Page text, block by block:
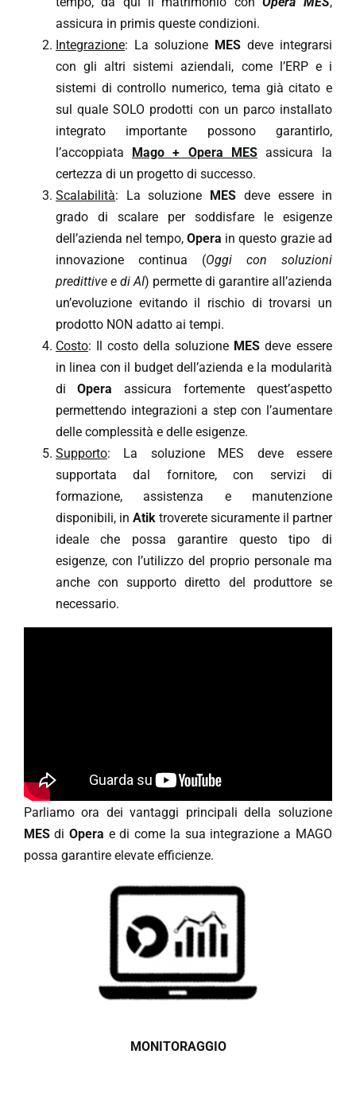
assicura in primis queste condizioni.
Integrazione: La soluzione MESdeve integrarsi
con gli altri sistemi aziendali, come l’ERP e i
sistemi di controllo numerico, tema già citato e
sul quale SOLO prodotti con un parco installato
integrato importante possono garantirlo,
l’accoppiata
Mago + Opera MESassicura la
certezza di un progetto di successo.
Scalabilità: La soluzione MESdeve essere in
grado di scalare per soddisfare le esigenze
dell’azienda nel tempo, Opera in questo grazie ad
innovazione continua (Oggi con soluzioni
predittive e di AI) permette di garantire all’azienda
un’evoluzione evitando il rischio di trovarsi un
prodotto NON adatto ai tempi.
Costo: Il costo della soluzione MESdeve essere
in linea con il budget dell’azienda e la modularità
di Opera assicura fortemente quest’aspetto
permettendo integrazioni a step con l’aumentare
delle complessità e delle esigenze.
Supporto: La soluzione MES deve essere
supportata dal fornitore, con servizi di
formazione, assistenza e manutenzione
disponibili, in Atiktroverete sicuramente il partner
ideale che possa garantire questo tipo di
esigenze, con l’utilizzo del proprio personale ma
anche con supporto diretto del produttore se
necessario.
Parliamo ora dei vantaggi principali della soluzione
MESdi Opera e di come la sua integrazione a MAGO
possa garantire elevate efficienze.
MONITORAGGIO